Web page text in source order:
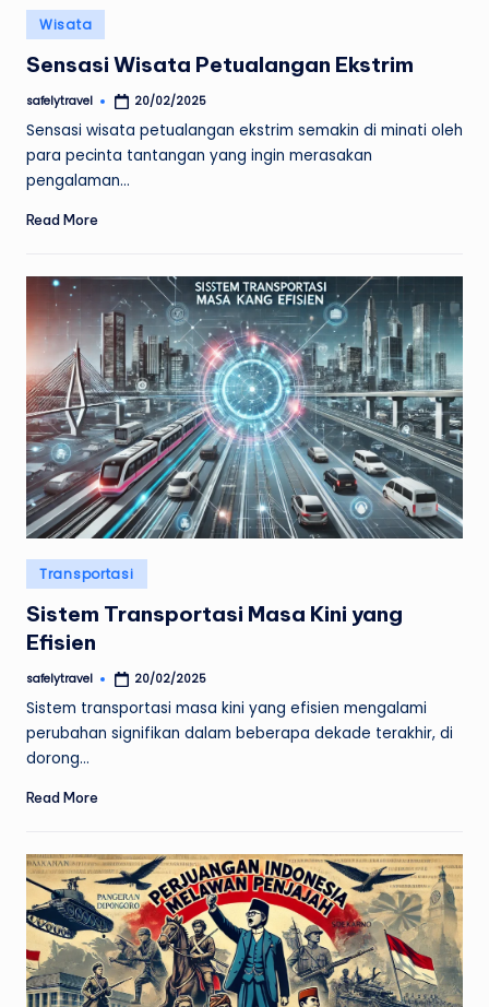
Posted
in
Wisata
Sensasi Wisata Petualangan Ekstrim
Posted
safelytravel 20/02/2025
Sensasi wisata petualangan ekstrim semakin di minati oleh
para pecinta tantangan yang ingin merasakan
pengalaman…
Read More
Posted
in
Transportasi
Sistem Transportasi Masa Kini yang
Efisien
Posted
safelytravel 20/02/2025
Sistem transportasi masa kini yang efisien mengalami
perubahan signifikan dalam beberapa dekade terakhir, di
dorong…
Read More